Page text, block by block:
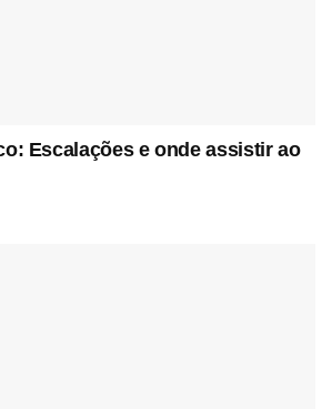
Escalações e onde assistir ao